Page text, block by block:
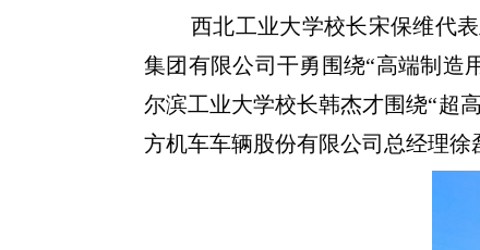
西北工业大学校长宋保维代
集团有限公司干勇围绕“高端制造
尔滨工业大学校长韩杰才围绕“超
方机车车辆股份有限公司总经理徐